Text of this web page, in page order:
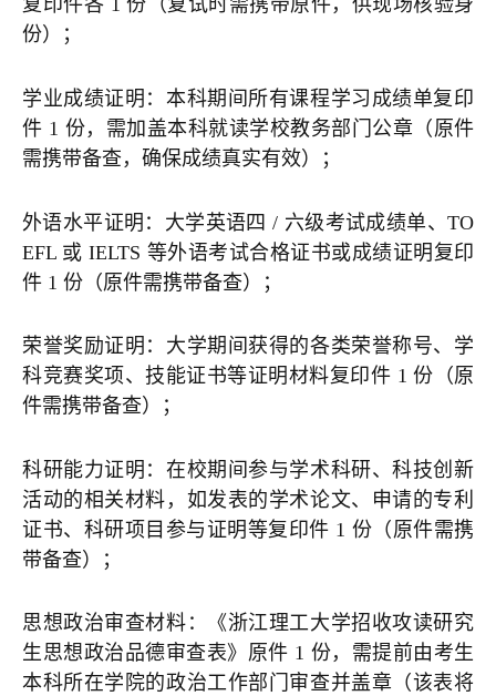
复印件各 1 份（复试时需携带原件，供现场核验身
份）；
学业成绩证明：本科期间所有课程学习成绩单复印
件 1 份，需加盖本科就读学校教务部门公章（原件
需携带备查，确保成绩真实有效）；
外语水平证明：大学英语四 / 六级考试成绩单、TO
EFL 或 IELTS 等外语考试合格证书或成绩证明复印
件 1 份（原件需携带备查）；
荣誉奖励证明：大学期间获得的各类荣誉称号、学
科竞赛奖项、技能证书等证明材料复印件 1 份（原
件需携带备查）；
科研能力证明：在校期间参与学术科研、科技创新
活动的相关材料，如发表的学术论文、申请的专利
证书、科研项目参与证明等复印件 1 份（原件需携
带备查）；
思想政治审查材料：《浙江理工大学招收攻读研究
生思想政治品德审查表》原件 1 份，需提前由考生
本科所在学院的政治工作部门审查并盖章（该表将